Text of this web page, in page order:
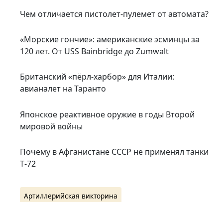
Чем отличается пистолет-пулемет от автомата?
«Морские гончие»: американские эсминцы за
120 лет. От USS Bainbridge до Zumwalt
Британский «пёрл-харбор» для Италии:
авианалет на Таранто
Японское реактивное оружие в годы Второй
мировой войны
Почему в Афганистане СССР не применял танки
Т‑72
Артиллерийская викторина